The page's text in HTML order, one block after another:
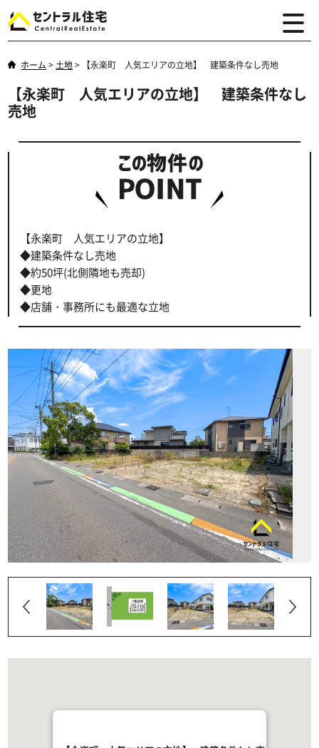
ホーム > 土地> 【永楽町 人気エリアの立地】 建築条件なし売地
【永楽町 人気エリアの立地】 建築条件なし
売地
【永楽町 人気エリアの立地】
◆建築条件なし売地
◆約50坪(北側隣地も売却)
◆更地
◆店舗・事務所にも最適な立地